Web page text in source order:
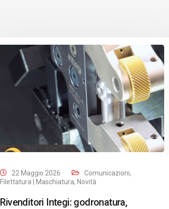
22 Maggio 2026 Comunicazioni,
Filettatura | Maschiatura, Novità
Rivenditori Integi: godronatura,